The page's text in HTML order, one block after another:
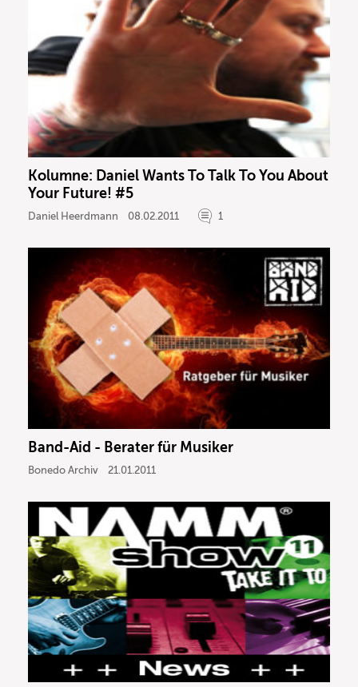
Kolumne: Daniel Wants To Talk To You About
Your Future! #5
Daniel Heerdmann 08.02.2011 1
Band-Aid - Berater für Musiker
Bonedo Archiv 21.01.2011